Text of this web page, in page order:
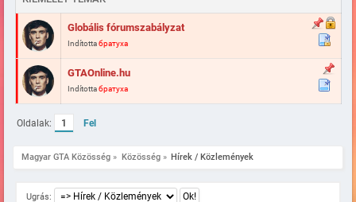
Globális fórumszabályzat
Indítottaбратуха
GTAOnline.hu
Indítottaбратуха
Oldalak: 1 Fel
Magyar GTA Közösség » Közösség » Hírek / Közlemények
Ugrás: